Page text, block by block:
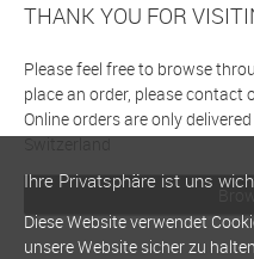
THANK YOU FOR
Please feel free to browse
place an order, please contact
Online orders are only
Switzerland
Ihre Privatsphäre ist uns
Diese Website verwendet
unsere Website sicher zu